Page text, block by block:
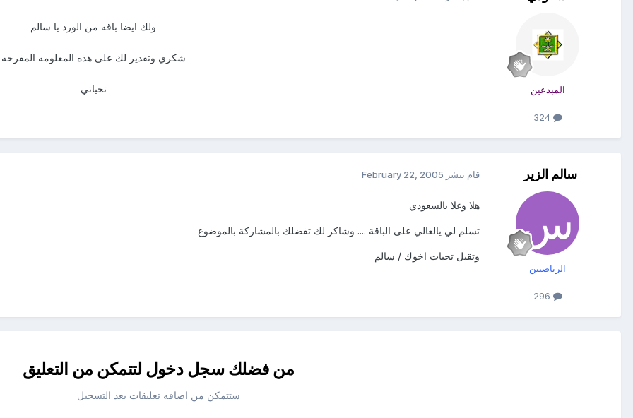
المبدعين
324
ولك ايضا باقه من الورد يا سالم
شكري وتقدير لك على هذه المعلومه المفرحه
تحياتي
سالم الزير
الرياضيين
قام بنشر February 22, 2005
هلا وغلا بالسعودي
تسلم لي يالغالي على الباقة .... وشاكر لك تفضلك بالمشاركة بالموضوع
وتقبل تحيات اخوك / سالم
من فضلك سجل دخول لتتمكن من التعليق
ستتمكن من اضافه تعليقات بعد التسجيل